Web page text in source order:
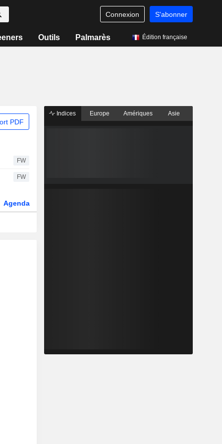
Connexion S'abonner
Outils Palmarès Édition française
PDF
FW
FW
Agenda
Indices Europe Amériques Asie